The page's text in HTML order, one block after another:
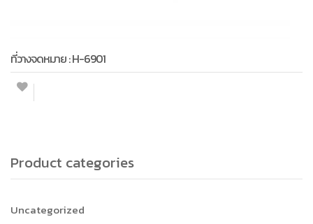
ที่วางจดหมาย : H-6901
Product categories
Uncategorized